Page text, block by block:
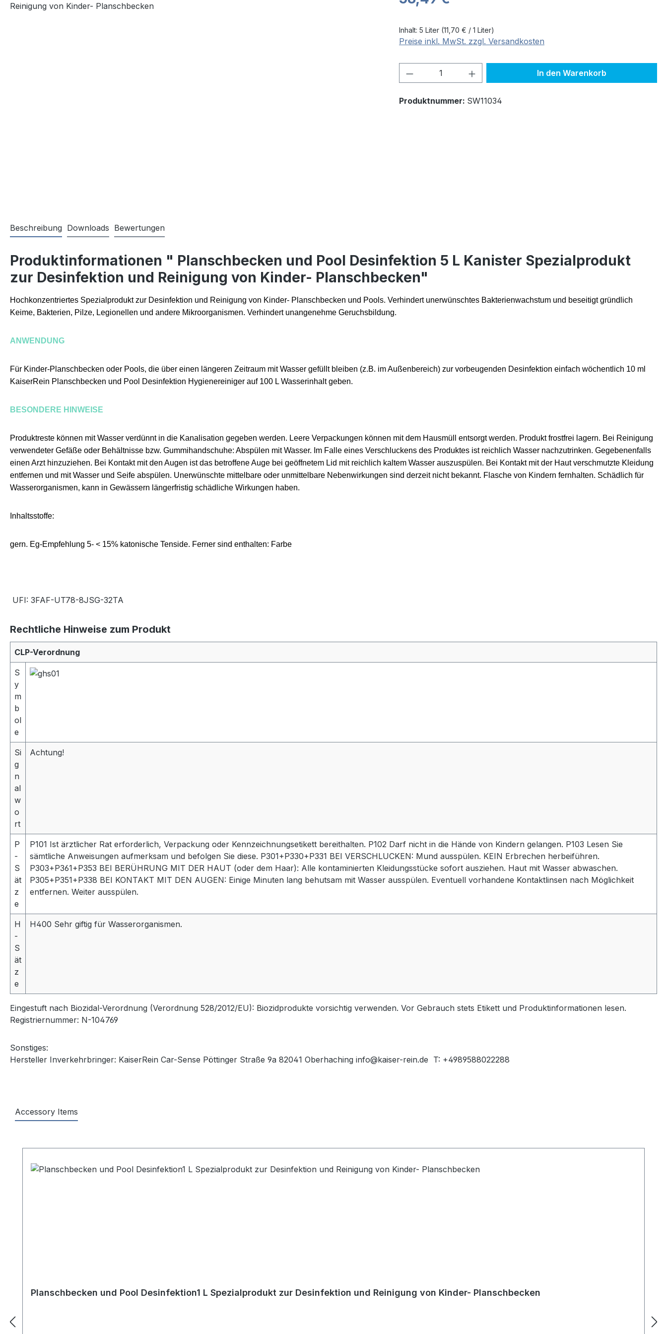
Inhalt: 5 Liter (11,70 € / 1 Liter)
Preise inkl. MwSt. zzgl. Versandkosten
Produkt Anzahl: Gib den gewünschten Wert
In den Warenkorb
Produktnummer: SW11034
Beschreibung Downloads Bewertungen
Produktinformationen " Planschbecken und Pool Desinfektion 5 L Kanister Spezialprodukt
zur Desinfektion und Reinigung von Kinder- Planschbecken"
Hochkonzentriertes Spezialprodukt zur Desinfektion und Reinigung von Kinder- Planschbecken und Pools. Verhindert unerwünschtes Bakterienwachstum und beseitigt gründlich
Keime, Bakterien, Pilze, Legionellen und andere Mikroorganis­men. Verhindert unangenehme Geruchsbildung.
ANWENDUNG
Für Kinder-Planschbecken oder Pools, die über einen längeren Zeitraum mit Wasser gefüllt bleiben (z.B. im Außenbereich) zur vorbeugenden Desinfektion einfach wöchentlich 10 ml
KaiserRein Planschbecken und Pool Desinfektion Hygienereiniger auf 100 L Wasserinhalt geben.
BESONDERE HINWEISE
Produktreste können mit Wasser verdünnt in die Kanalisation gegeben werden. Leere Verpackungen können mit dem Hausmüll entsorgt werden. Produkt frostfrei lagern. Bei Reinigung
verwendeter Gefäße oder Behältnisse bzw. Gummihandschuhe: Abspülen mit Wasser. Im Falle eines Verschluckens des Produktes ist reichlich Wasser nachzutrinken. Gegebenenfalls
einen Arzt hinzuziehen. Bei Kontakt mit den Augen ist das betroffene Auge bei geöffnetem Lid mit reichlich kaltem Wasser auszuspülen. Bei Kontakt mit der Haut ver­schmutzte Kleidung
entfernen und mit Wasser und Seife abspülen. Unerwünschte mittel­bare oder unmittelbare Nebenwirkungen sind derzeit nicht bekannt. Flasche von Kindern fernhalten. Schädlich für
Wasserorganismen, kann in Gewässern längerfristig schädliche Wirkungen haben.
Inhaltsstoffe:
gern. Eg-Empfehlung 5- < 15% katonische Tenside. Ferner sind enthalten: Farbe
UFI: 3FAF-UT78-8JSG-32TA
Rechtliche Hinweise zum Produkt
CLP-Verordnung
S
y
m
b
ol
e
Si
g
n
al
w
o
rt
Achtung!
P
-
S
ät
z
e
P101 Ist ärztlicher Rat erforderlich, Verpackung oder Kennzeichnungsetikett bereithalten. P102 Darf nicht in die Hände von Kindern gelangen. P103 Lesen Sie
sämtliche Anweisungen aufmerksam und befolgen Sie diese. P301+P330+P331 BEI VERSCHLUCKEN: Mund ausspülen. KEIN Erbrechen herbeiführen.
P303+P361+P353 BEI BERÜHRUNG MIT DER HAUT (oder dem Haar): Alle kontaminierten Kleidungsstücke sofort ausziehen. Haut mit Wasser abwaschen.
P305+P351+P338 BEI KONTAKT MIT DEN AUGEN: Einige Minuten lang behutsam mit Wasser ausspülen. Eventuell vorhandene Kontaktlinsen nach Möglichkeit
entfernen. Weiter ausspülen.
H
-
S
ät
z
e
H400 Sehr giftig für Wasserorganismen.
Eingestuft nach Biozidal-Verordnung (Verordnung 528/2012/EU): Biozidprodukte vorsichtig verwenden. Vor Gebrauch stets Etikett und Produktinformationen lesen.
Registriernummer: N-104769
Sonstiges:
Hersteller Inverkehrbringer: KaiserRein Car-Sense Pöttinger Straße 9a 82041 Oberhaching info@kaiser-rein.de T: +4989588022288
Accessory Items
Planschbecken und Pool Desinfektion1 L Spezialprodukt zur Desinfektion und Reinigung von Kinder- Planschbecken